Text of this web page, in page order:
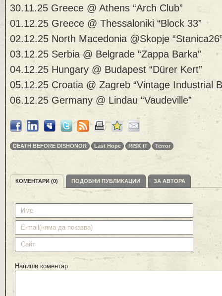
30.11.25 Greece @ Athens “Arch Club”
01.12.25 Greece @ Thessaloniki “Block 33”
02.12.25 North Macedonia @Skopje
03.12.25 Serbia @ Belgrade “Zappa Barka”
04.12.25 Hungary @ Budapest “Dürer Kert”
05.12.25 Croatia @ Zagreb “Vintage Industrial
06.12.25 Germany @ Lindau “Vaudeville”
DEATH BEFORE DISHONOR Last Hope RISK IT Terror
КОМЕНТАРИ (0) ПОДОБНИ ПУБЛИКАЦИИ ЗА АВТОРА
Напиши коментар